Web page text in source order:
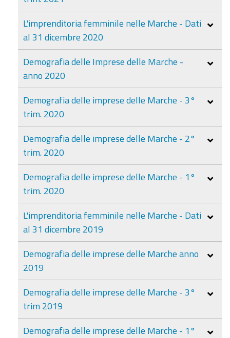
L'imprenditoria femminile nelle Marche - Dati
al 31 dicembre 2020
Demografia delle Imprese delle Marche -
anno 2020
Demografia delle imprese delle Marche - 3°
trim. 2020
Demografia delle imprese delle Marche - 2°
trim. 2020
Demografia delle imprese delle Marche - 1°
trim. 2020
L'imprenditoria femminile nelle Marche - Dati
al 31 dicembre 2019
Demografia delle imprese delle Marche anno
2019
Demografia delle imprese delle Marche - 3°
trim 2019
Demografia delle imprese delle Marche - 1°